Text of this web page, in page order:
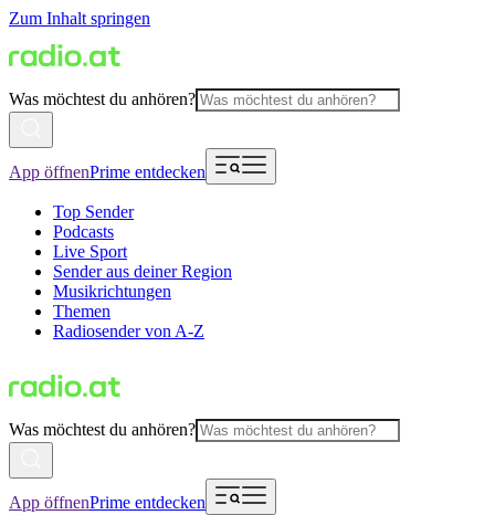
Zum Inhalt springen
Was möchtest du anhören?
App öffnenPrime entdecken
Top Sender
Podcasts
Live Sport
Sender aus deiner Region
Musikrichtungen
Themen
Radiosender von A-Z
Was möchtest du anhören?
App öffnenPrime entdecken